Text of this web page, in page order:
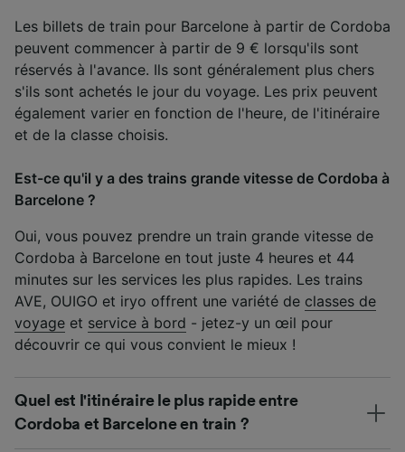
Les billets de train pour Barcelone à partir de Cordoba
peuvent commencer à partir de 9 € lorsqu'ils sont
réservés à l'avance. Ils sont généralement plus chers
s'ils sont achetés le jour du voyage. Les prix peuvent
également varier en fonction de l'heure, de l'itinéraire
et de la classe choisis.
Est-ce qu'il y a des trains grande vitesse de Cordoba à
Barcelone ?
Oui, vous pouvez prendre un train grande vitesse de
Cordoba à Barcelone en tout juste 4 heures et 44
minutes sur les services les plus rapides. Les trains
AVE, OUIGO et iryo offrent une variété de classes de
voyage et service à bord - jetez-y un œil pour
découvrir ce qui vous convient le mieux !
Quel est l'itinéraire le plus rapide entre
Cordoba et Barcelone en train ?